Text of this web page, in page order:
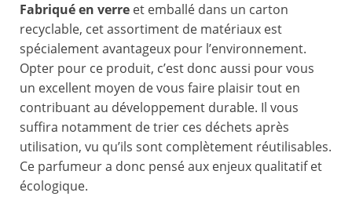
Fabriqué en verre et emballé dans un carton
recyclable, cet assortiment de matériaux est
spécialement avantageux pour l’environnement.
Opter pour ce produit, c’est donc aussi pour vous
un excellent moyen de vous faire plaisir tout en
contribuant au développement durable. Il vous
suffira notamment de trier ces déchets après
utilisation, vu qu’ils sont complètement réutilisables.
Ce parfumeur a donc pensé aux enjeux qualitatif et
écologique.